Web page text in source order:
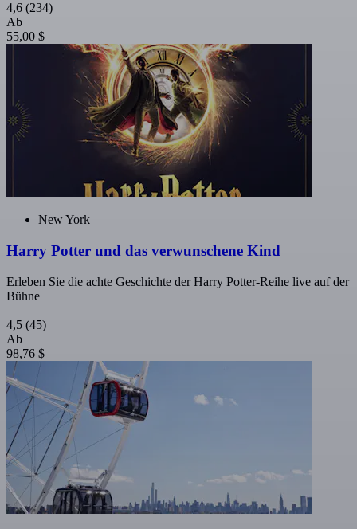
4,6 (234)
Ab
55,00 $
New York
Harry Potter und das verwunschene Kind
Erleben Sie die achte Geschichte der Harry Potter-Reihe live auf der
Bühne
4,5 (45)
Ab
98,76 $